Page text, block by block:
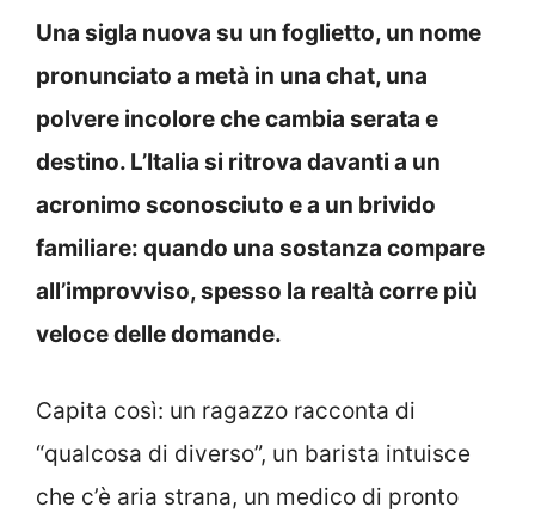
Una sigla nuova su un foglietto, un nome
pronunciato a metà in una chat, una
polvere incolore che cambia serata e
destino. L’Italia si ritrova davanti a un
acronimo sconosciuto e a un brivido
familiare: quando una sostanza compare
all’improvviso, spesso la realtà corre più
veloce delle domande.
Capita così: un ragazzo racconta di
“qualcosa di diverso”, un barista intuisce
che c’è aria strana, un medico di pronto